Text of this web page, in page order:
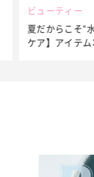
ビューティー
夏だからこそ“
ケア】アイテ